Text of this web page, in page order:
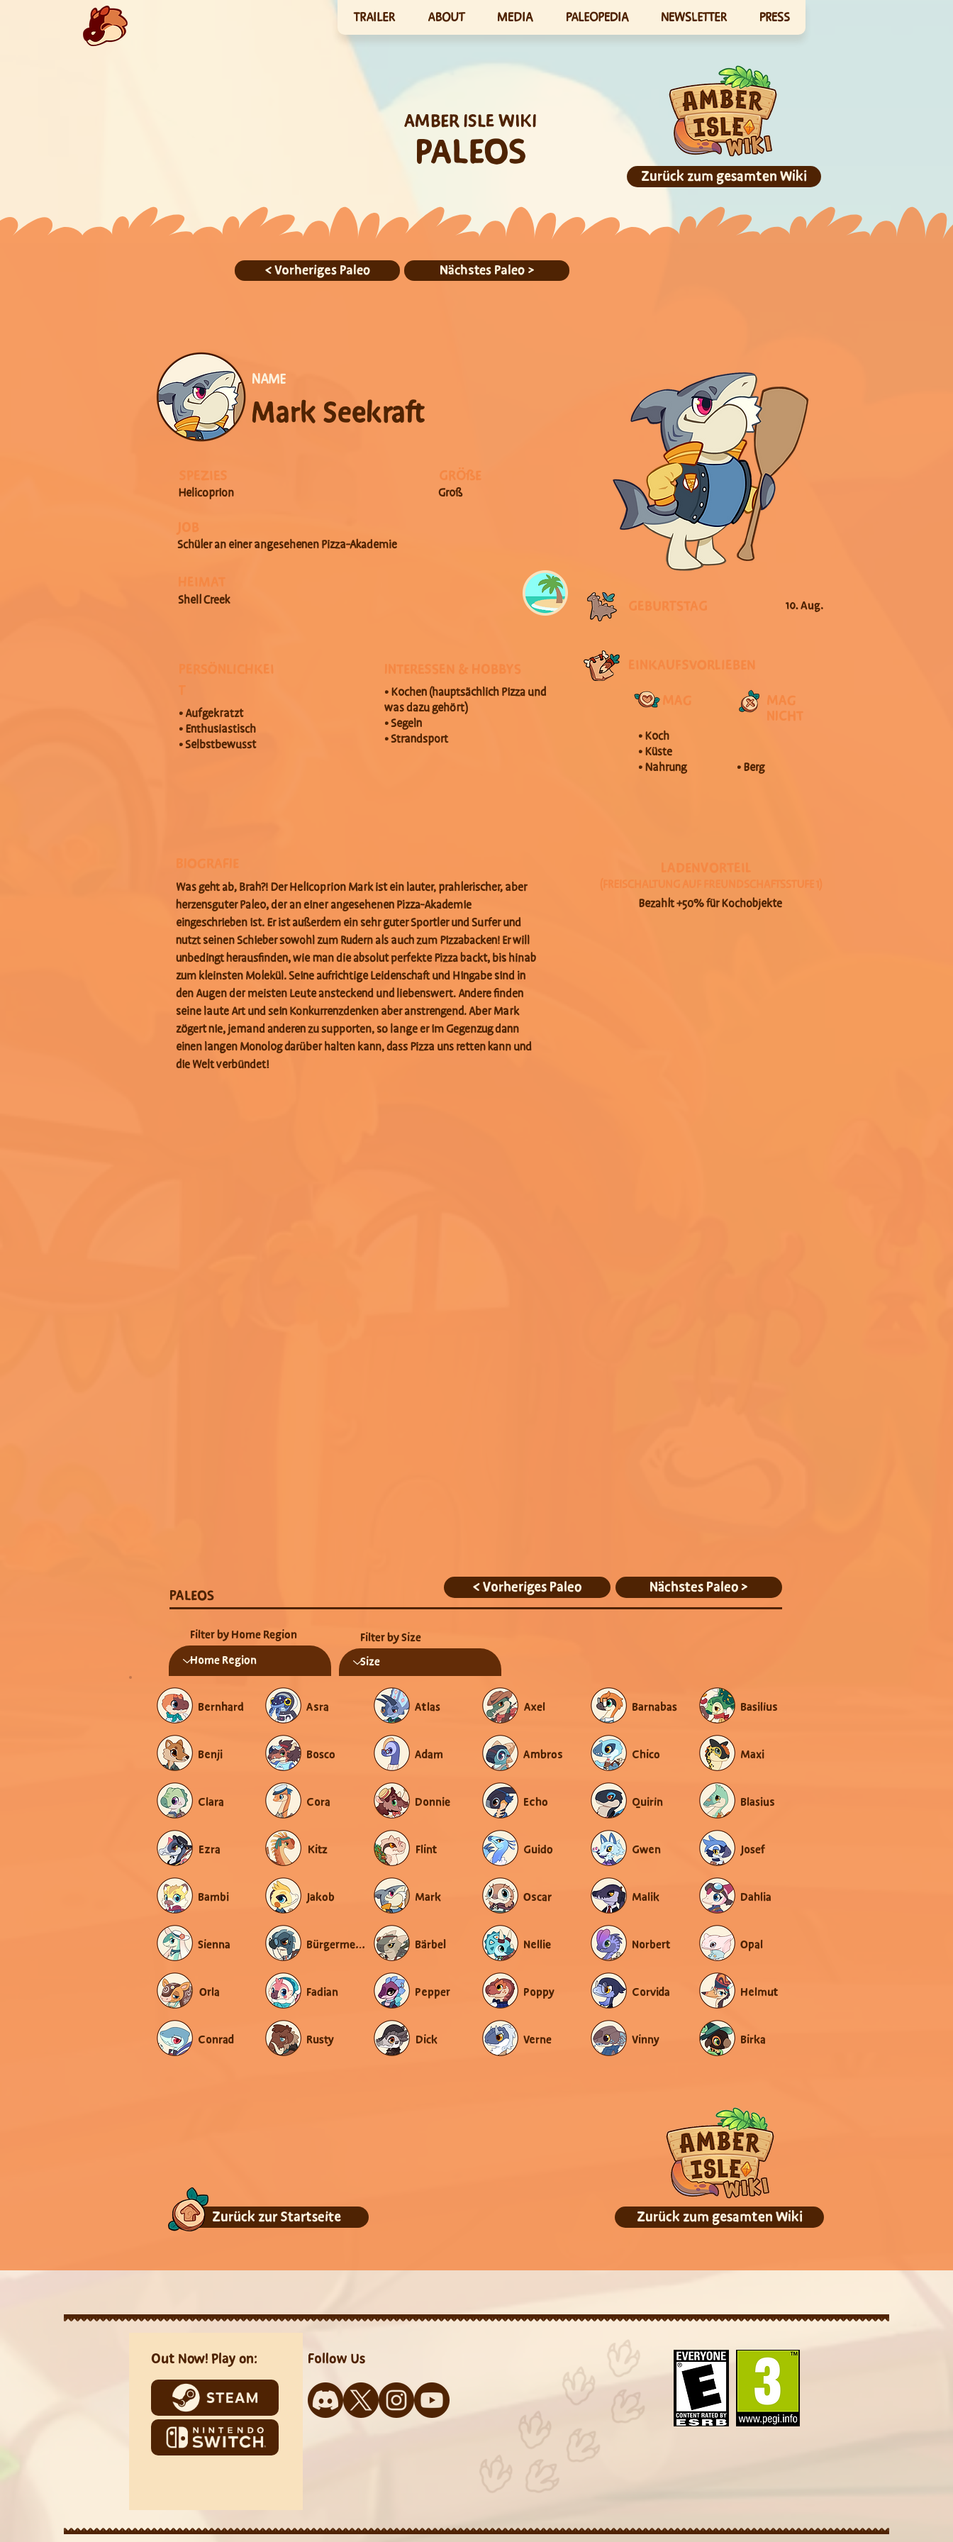
TRAILER ABOUT MEDIA PALEOPEDIA NEWSLETTER PRESS
< Vorheriges Paleo Nächstes Paleo >
NAME
Mark Seekraft
SPEZIES
Helicoprion
GRÖßE
Groß
JOB
Schüler an einer angesehenen Pizza-Akademie
HEIMAT
Shell Creek
PERSÖNLICHKEI
• Aufgekratzt
• Enthusiastisch
• Selbstbewusst
INTERESSEN & HOBBYS
• Kochen (hauptsächlich Pizza und
was dazu gehört)
• Segeln
• Strandsport
BIOGRAFIE
Was geht ab, Brah?! Der Helicoprion Mark ist ein lauter, prahlerischer, aber
herzensguter Paleo, der an einer angesehenen Pizza-Akademie
eingeschrieben ist. Er ist außerdem ein sehr guter Sportler und Surfer und
nutzt seinen Schieber sowohl zum Rudern als auch zum Pizzabacken! Er will
unbedingt herausfinden, wie man die absolut perfekte Pizza backt, bis hinab
zum kleinsten Molekül. Seine aufrichtige Leidenschaft und Hingabe sind in
den Augen der meisten Leute ansteckend und liebenswert. Andere finden
seine laute Art und sein Konkurrenzdenken aber anstrengend. Aber Mark
zögert nie, jemand anderen zu supporten, so lange er im Gegenzug dann
einen langen Monolog darüber halten kann, dass Pizza uns retten kann und
die Welt verbündet!
GEBURTSTAG 10. Aug.
MAG
NICHT
• Berg
MAG
• Koch
• Küste
• Nahrung
EINKAUFSVORLIEBEN
LADENVORTEIL
(FREISCHALTUNG AUF FREUNDSCHAFTSSTUFE 1)
Bezahlt +50% für Kochobjekte
AMBER ISLE WIKI
PALEOS
Zurück zum gesamten Wiki
< Vorheriges Paleo Nächstes Paleo >
PALEOS
Filter by Home Region Filter by Size
Bernhard
Benji
Clara
Ezra
Bambi
Sienna
Orla
Conrad
Asra
Bosco
Cora
Kitz
Jakob
Bürgermeister
Fadian
Rusty
Atlas
Adam
Donnie
Flint
Mark
Bärbel
Pepper
Dick
Axel
Ambros
Echo
Guido
Oscar
Nellie
Poppy
Verne
Barnabas
Chico
Quirin
Gwen
Malik
Norbert
Corvida
Vinny
Basilius
Maxi
Blasius
Josef
Dahlia
Opal
Helmut
Birka
Zurück zur Startseite Zurück zum gesamten Wiki
Out Now! Play on: Follow Us